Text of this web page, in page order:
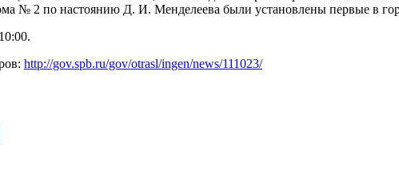
№ 2 по настоянию Д. И. Менделеева были установлены первые в
http://gov.spb.ru/gov/otrasl/ingen/news/111023/